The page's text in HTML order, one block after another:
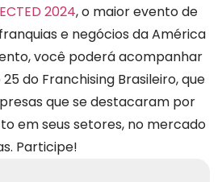
2024, o maior evento de
e negócios da América
você poderá acompanhar
do Franchising Brasileiro, que
que se destacaram por
em seus setores, no mercado
Participe!